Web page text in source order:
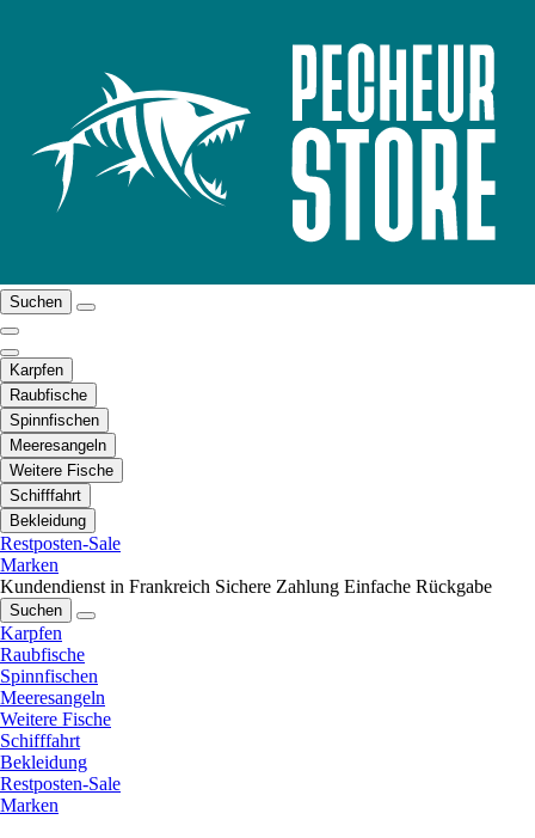
Suchen
Karpfen
Raubfische
Spinnfischen
Meeresangeln
Weitere Fische
Schifffahrt
Bekleidung
Restposten-Sale
Marken
Kundendienst in Frankreich Sichere Zahlung Einfache Rückgabe
Suchen
Karpfen
Raubfische
Spinnfischen
Meeresangeln
Weitere Fische
Schifffahrt
Bekleidung
Restposten-Sale
Marken